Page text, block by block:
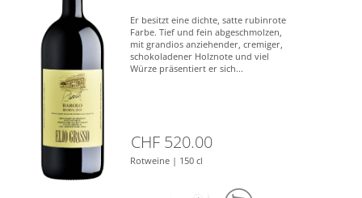
Er besitzt eine dichte, satte rubinrote
Farbe. Tief und fein abgeschmolzen,
mit grandios anziehender, cremiger,
schokoladener Holznote und viel
Würze präsentiert er sich...
CHF 520.00
Rotweine | 150 cl